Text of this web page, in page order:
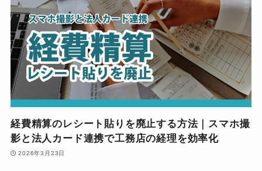
経費精算のレシート貼りを廃止する方法｜スマホ撮
影と法人カード連携で工務店の経理を効率化
2026年3月23日